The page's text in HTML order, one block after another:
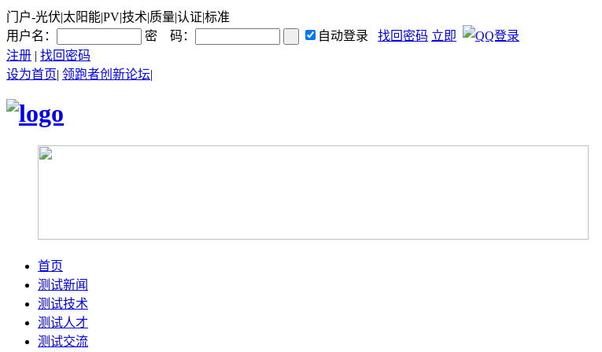
门户-光伏|太阳能|PV|技术|质量|认证|标准
用户名：
密 码： 自动登录 找回密码 立即
注册 | 找回密码
设为首页| 领跑者创新论坛|
首页
测试新闻
测试技术
测试人才
测试交流